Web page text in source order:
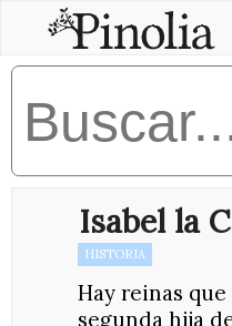
Isabel la
HISTORIA
Hay reinas
segunda hija